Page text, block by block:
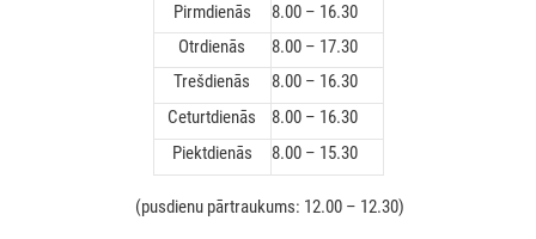
Pirmdienās
8.00 – 16.30
Otrdienās
8.00 – 17.30
Trešdienās
8.00 – 16.30
Ceturtdienās
8.00 – 16.30
Piektdienās
8.00 – 15.30
(pusdienu pārtraukums: 12.00 – 12.30)